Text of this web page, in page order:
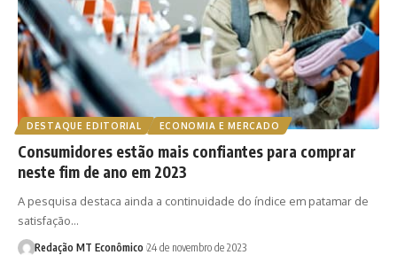
DESTAQUE EDITORIAL ECONOMIA E MERCADO
Consumidores estão mais confiantes para comprar
neste fim de ano em 2023
A pesquisa destaca ainda a continuidade do índice em patamar de
satisfação…
Redação MT Econômico 24 de novembro de 2023